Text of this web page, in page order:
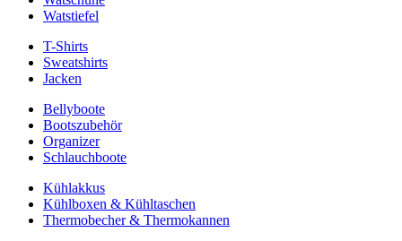
Watstiefel
T-Shirts
Sweatshirts
Jacken
Bellyboote
Bootszubehör
Organizer
Schlauchboote
Kühlakkus
Kühlboxen & Kühltaschen
Thermobecher & Thermokannen